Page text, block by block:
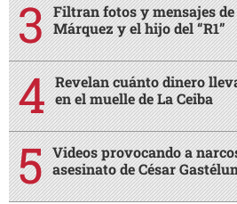
Filtran fotos y mensajes
Márquez y el hijo del “R1”
Revelan cuánto dinero
en el muelle de La Ceiba
Videos provocando a
asesinato de César